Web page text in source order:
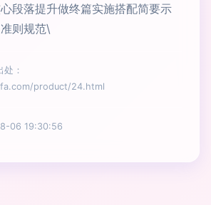
段落提升做终篇实施搭配简要示
则规范\
：
product/24.html
06 19:30:56